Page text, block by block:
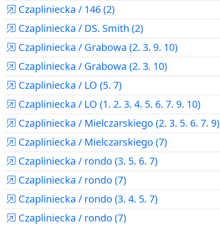
Czapliniecka / 146 (2)
Czapliniecka / DS. Smith (2)
Czapliniecka / Grabowa (2. 3. 9. 10)
Czapliniecka / Grabowa (2. 3. 10)
Czapliniecka / LO (5. 7)
Czapliniecka / LO (1. 2. 3. 4. 5. 6. 7. 9. 10)
Czapliniecka / Mielczarskiego (2. 3. 5. 6. 7. 9)
Czapliniecka / Mielczarskiego (7)
Czapliniecka / rondo (3. 5. 6. 7)
Czapliniecka / rondo (7)
Czapliniecka / rondo (3. 4. 5. 7)
Czapliniecka / rondo (7)